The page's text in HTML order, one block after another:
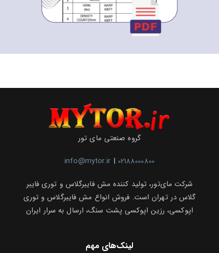
گروه صنعتی مای تور
info@mytor.ir | 02188000800
شرکت مای‌تور، تولید کننده مش فایبرگلاس و توری فایبر
گلاس در تهران است. فروش انواع مش فایبرگلاس و توری
اپوکسی، رزین اپوکسی پشت سنگ، ارسال به سرار ایران
لینک‌های مهم